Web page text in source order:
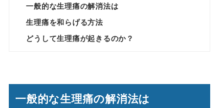
一般的な生理痛の解消法は
生理痛を和らげる方法
どうして生理痛が起きるのか？
一般的な生理痛の解消法は